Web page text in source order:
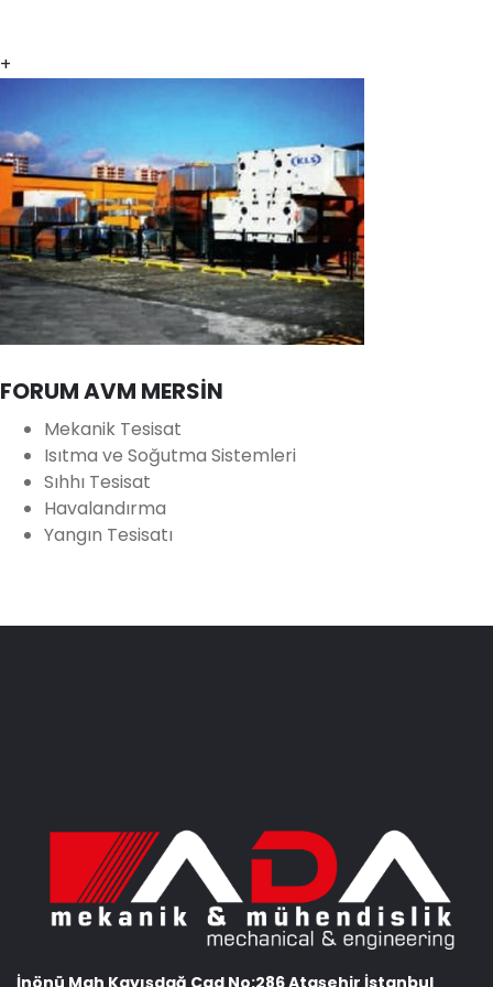
+
FORUM AVM MERSİN
Mekanik Tesisat
Isıtma ve Soğutma Sistemleri
Sıhhı Tesisat
Havalandırma
Yangın Tesisatı
İnönü Mah Kayışdağ Cad No:286 Ataşehir İstanbul